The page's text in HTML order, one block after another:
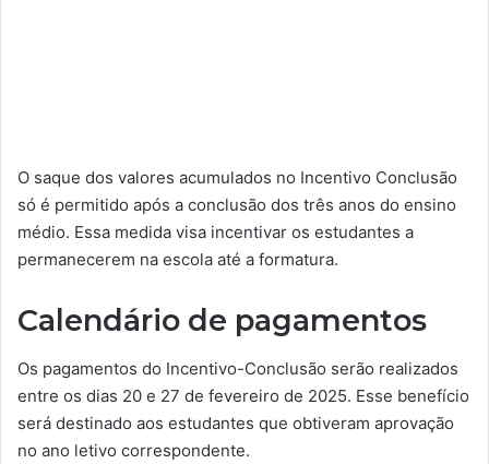
O saque dos valores acumulados no Incentivo Conclusão
só é permitido após a conclusão dos três anos do ensino
médio. Essa medida visa incentivar os estudantes a
permanecerem na escola até a formatura.
Calendário de pagamentos
Os pagamentos do Incentivo-Conclusão serão realizados
entre os dias 20 e 27 de fevereiro de 2025. Esse benefício
será destinado aos estudantes que obtiveram aprovação
no ano letivo correspondente.